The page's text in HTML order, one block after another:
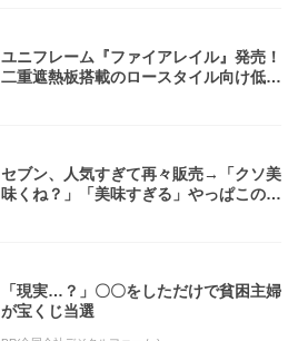
ユニフレーム『ファイアレイル』発売！
二重遮熱板搭載のロースタイル向け低型
セブン、人気すぎて再々販売→「クソ美
味くね？」「美味すぎる」やっぱこのク
「現実…？」〇〇をしただけで貧困主婦
が宝くじ当選